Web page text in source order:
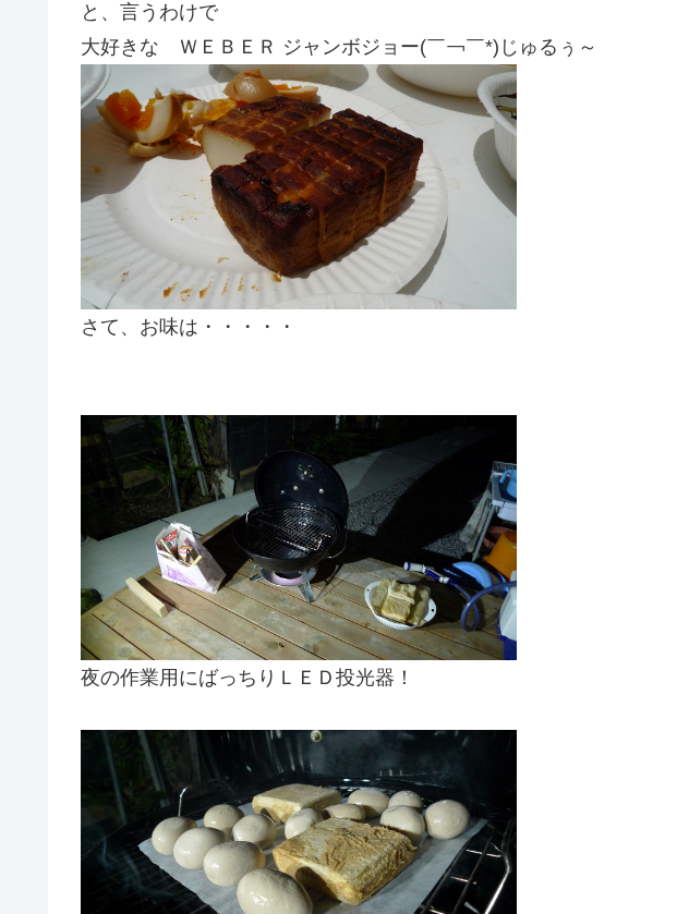
と、言うわけで
大好きな ＷＥＢＥＲ ジャンボジョー(￣￢￣*)じゅるぅ～
さて、お味は・・・・・
夜の作業用にばっちりＬＥＤ投光器！